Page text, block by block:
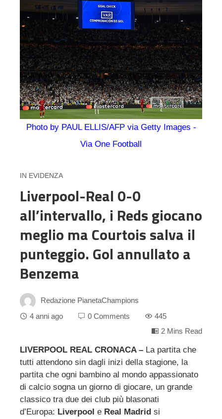
Photo by PAUL ELLIS/AFP via Getty Images -
Via One Football
IN EVIDENZA
Liverpool-Real 0-0
all’intervallo, i Reds giocano
meglio ma Courtois salva il
punteggio. Gol annullato a
Benzema
Redazione PianetaChampions
4 anni ago
0 Comments
445
2 Mins Read
LIVERPOOL REAL CRONACA – La partita che
tutti attendono sin dagli inizi della stagione, la
partita che ogni bambino al mondo appassionato
di calcio sogna un giorno di giocare, un grande
classico tra due dei club più blasonati
d’Europa: Liverpool e Real Madrid si